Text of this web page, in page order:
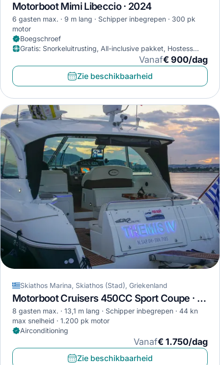
Motorboot Mimi Libeccio · 2024
6 gasten max. 9 m lang Schipper inbegrepen
300 pk
motor
Boegschroef
Gratis: Snorkeluitrusting, All-inclusive pakket, Hostess
Vanaf€ 900/dag
Zie beschikbaarheid
Skiathos Marina, Skiathos (Stad), Griekenland
Motorboot Cruisers 450CC Sport Coupe · 2016
8 gasten max. 13,1 m lang Schipper inbegrepen
44 kn
max snelheid
1.200 pk motor
Airconditioning
Vanaf€ 1.750/dag
Zie beschikbaarheid